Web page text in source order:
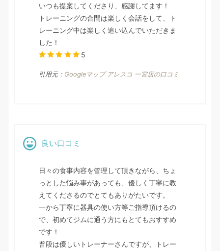
いつも提案してくださり、感謝してます！
トレーニングの合間は楽しく会話をして、ト
レーニング中は楽しく追い込んでいただきま
した！
5
引用元： Googleマップ アレスコ 一宮店の口コミ
良い口コミ
日々の食事内容を管理して頂きながら、ちょ
っとした悩み事があっても、優しく丁寧に教
えてくださるのでとてもありがたいです。
一から丁寧に器具の使い方等ご指導頂けるの
で、初めてジムに通う方にもとてもおすすめ
です！
普段は優しいトレーナーさんですが、トレー